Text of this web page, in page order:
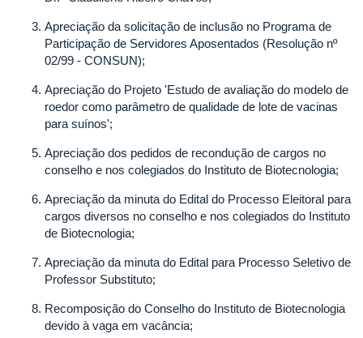
Apreciação da solicitação de inclusão no Programa de
Participação de Servidores Aposentados (Resolução nº
02/99 - CONSUN);
Apreciação do Projeto 'Estudo de avaliação do modelo de
roedor como parâmetro de qualidade de lote de vacinas
para suínos';
Apreciação dos pedidos de recondução de cargos no
conselho e nos colegiados do Instituto de Biotecnologia;
Apreciação da minuta do Edital do Processo Eleitoral para
cargos diversos no conselho e nos colegiados do Instituto
de Biotecnologia;
Apreciação da minuta do Edital para Processo Seletivo de
Professor Substituto;
Recomposição do Conselho do Instituto de Biotecnologia
devido à vaga em vacância;